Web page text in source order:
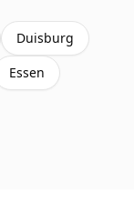
Duisburg
Essen